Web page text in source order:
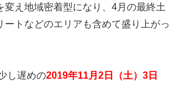
変え地域密着型になり、4月の最終土
ートなどのエリアも含めて盛り上がっ
し遅めの2019年11月2日（土）3日